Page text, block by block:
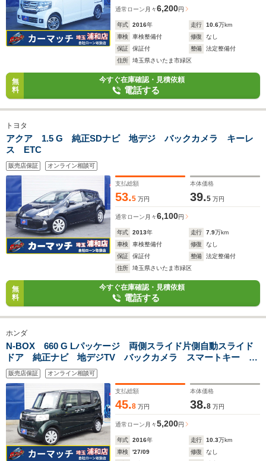
通常ローン 月々6,200円
年式 2016年 走行 10.6万km
車検
車検整備付 修復
なし
保証
保証付 整備
法定整備付
住所
埼玉県さいたま市緑区
無
料
今すぐ在庫確認・見積依頼
電話する
トヨタ
アクア 1.5 G 純正SDナビ 地デジ バックカメラ キーレ
ス ETC
販売店保証 オンライン相談可
支払総額
53.5 万円
本体価格
39.5 万円
通常ローン 月々6,100円
年式 2013年 走行 7.9万km
車検
車検整備付 修復
なし
保証
保証付 整備
法定整備付
住所
埼玉県さいたま市緑区
無
料
今すぐ在庫確認・見積依頼
電話する
ホンダ
N-BOX 660 G Lパッケージ 両側スライド片側自動スライド
ドア 純正ナビ 地デジTV バックカメラ スマートキー
ETC ドアバイザー
販売店保証 オンライン相談可
支払総額
45.8 万円
本体価格
38.8 万円
通常ローン 月々5,200円
年式 2016年 走行 10.3万km
車検
'27/09 修復
なし